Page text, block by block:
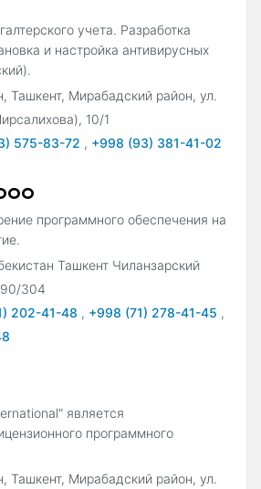
учета. Разработка
и настройка антивирусных
Ташкент, Мирабадский район, ул.
10/1
575-83-72 , +998 (93) 381-41-02
программного обеспечения на
Ташкент Чиланзарский
304
202-41-48 , +998 (71) 278-41-45 ,
является
программного
Ташкент, Мирабадский район, ул.